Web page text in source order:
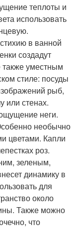
теплоты и
использовать
в ванной
создадут
также уместным
стиле: посуды
рыб,
или стенах.
неги.
необычно
цветами. Капли
роз.
зеленым,
динамику в
для
около
Также можно
что